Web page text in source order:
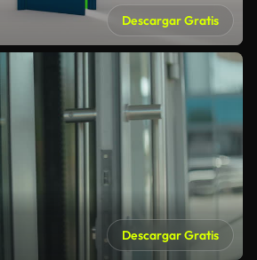
Descargar Gratis
Descargar Gratis